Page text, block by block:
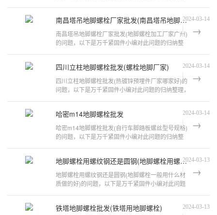
南昌塔吊地脚螺栓厂家批发(南昌塔吊地脚螺栓厂家批发价格)
2024-03-14
南昌塔吊地脚螺栓厂家批发(地脚螺栓加工厂家广州)
的问题，以下是万千紧固件小编对此问题的归纳整
四川立柱地脚螺栓批发(螺栓地脚厂家) 2024-03-14
四川立柱地脚螺栓批发(热镀锌预埋件厂家哪家好)的
问题，以下是万千紧固件小编对此问题的归纳整理，
哈密m14地脚螺栓批发 2024-03-14
哈密m14地脚螺栓批发(自行车脚踏板螺丝型号规格)
的问题，以下是万千紧固件小编对此问题的归纳整
地脚螺栓用螺纹钢还是圆钢(地脚螺栓用螺纹钢还是圆钢的规范)
2024-03-13
地脚螺栓用螺纹钢还是圆钢(地脚螺栓一般用什么材
质做的好)的问题，以下是万千紧固件小编对此问题
铁塔地脚螺栓批发(铁塔用地脚螺栓) 2024-03-13